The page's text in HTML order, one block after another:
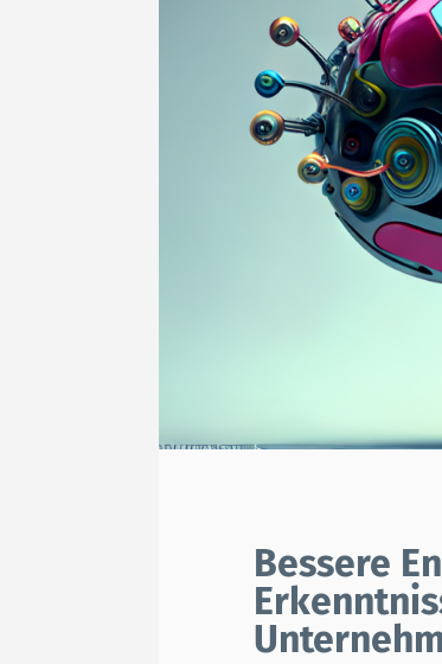
HOME
DIAGNOSE-
FÜR SCALE-UPS
BLOG
Bessere